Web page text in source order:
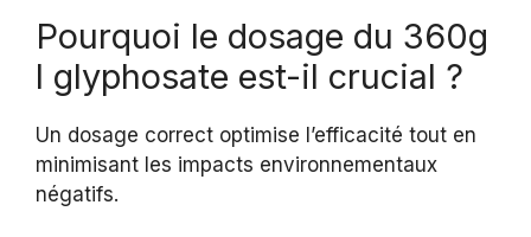
Pourquoi le dosage du 360g
l glyphosate est-il crucial ?
Un dosage correct optimise l’efficacité tout en
minimisant les impacts environnementaux
négatifs.